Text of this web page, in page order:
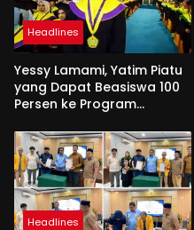
Headlines
Yessy Lamami, Yatim Piatu
yang Dapat Beasiswa 100
Persen ke Program
Headlines